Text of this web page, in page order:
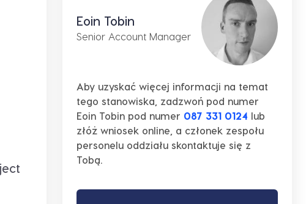
Eoin Tobin
Senior Account Manager
Aby uzyskać więcej informacji na temat
tego stanowiska, zadzwoń pod numer
Eoin Tobin pod numer 087 331 0124 lub
złóż wniosek online, a członek zespołu
personelu oddziału skontaktuje się z
Tobą.